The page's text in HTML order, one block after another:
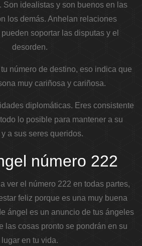
Son idealistas y son buenos en las
los demás. Anhelan relaciones
soportar las disputas y el
desorden.
número de destino, eso indica que
muy cariñosa y cariñosa.
diplomáticas. Eres consistente
lo posible para mantener a su
a sus seres queridos.
número 222
ver el número 222 en todas partes,
feliz porque es una muy buena
ángel es un anuncio de tus ángeles
las cosas pronto se pondrán en su
lugar en tu vida.